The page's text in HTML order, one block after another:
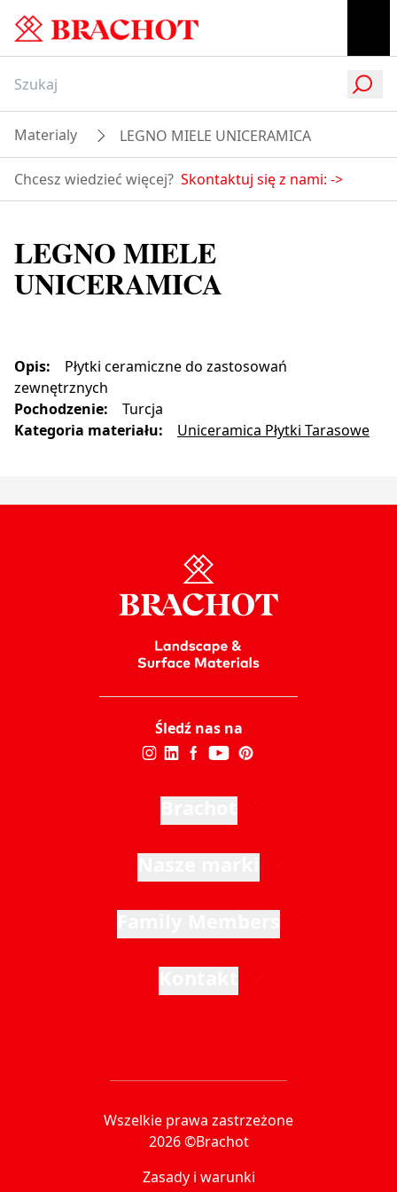
Materialy LEGNO MIELE UNICERAMICA
Chcesz wiedzieć więcej? Skontaktuj się z nami: ->
LEGNO MIELE
UNICERAMICA
Opis:
Płytki ceramiczne do zastosowań
zewnętrznych
Pochodzenie:
Turcja
Kategoria materiału: Uniceramica Płytki Tarasowe
Śledź nas na
Wszelkie prawa zastrzeżone
2026 ©Brachot
Zasady i warunki